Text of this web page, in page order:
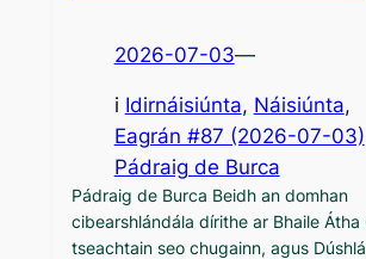
2026-07-03—
i Idirnáisiúnta, Náisiúnta,
Eagrán #87 (2026-07-03)
Pádraig de Burca
Pádraig de Burca Beidh an domhan
cibearshlándála dírithe ar Bhaile Átha
tseachtain seo chugainn, agus